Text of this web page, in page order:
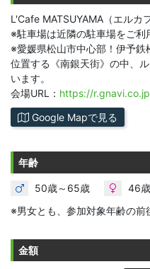
L'Cafe MATSUYAMA（エルカ
※駐車場は近隣の駐車場をご利
※愛媛県松山市中心部！伊予鉄
位置する《南銀天街》の中、
います。
会場URL： https://
Google Mapで見る
年齢
50歳～65歳
46
※男女とも、参加対象年齢の前
金額